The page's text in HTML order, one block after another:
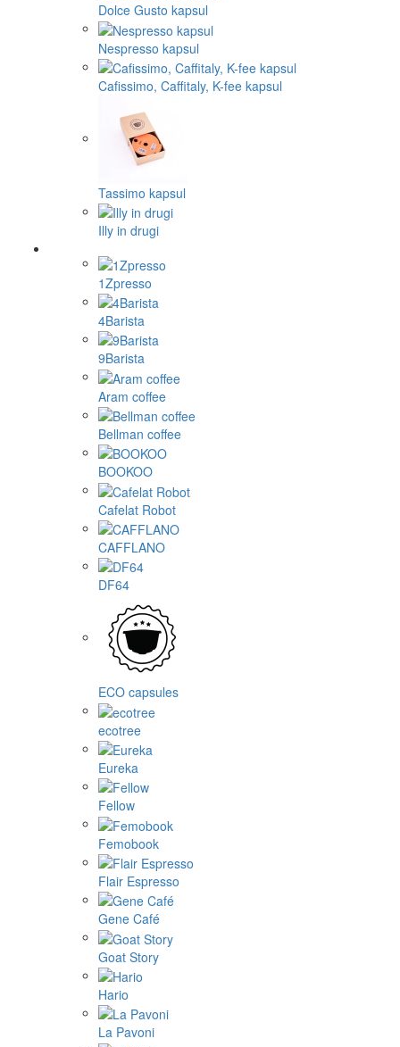
Dolce Gusto kapsul
Nespresso kapsul
Cafissimo, Caffitaly, K-fee kapsul
Tassimo kapsul
Illy in drugi
1Zpresso
4Barista
9Barista
Aram coffee
Bellman coffee
BOOKOO
Cafelat Robot
CAFFLANO
DF64
ECO capsules
ecotree
Eureka
Fellow
Femobook
Flair Espresso
Gene Café
Goat Story
Hario
La Pavoni